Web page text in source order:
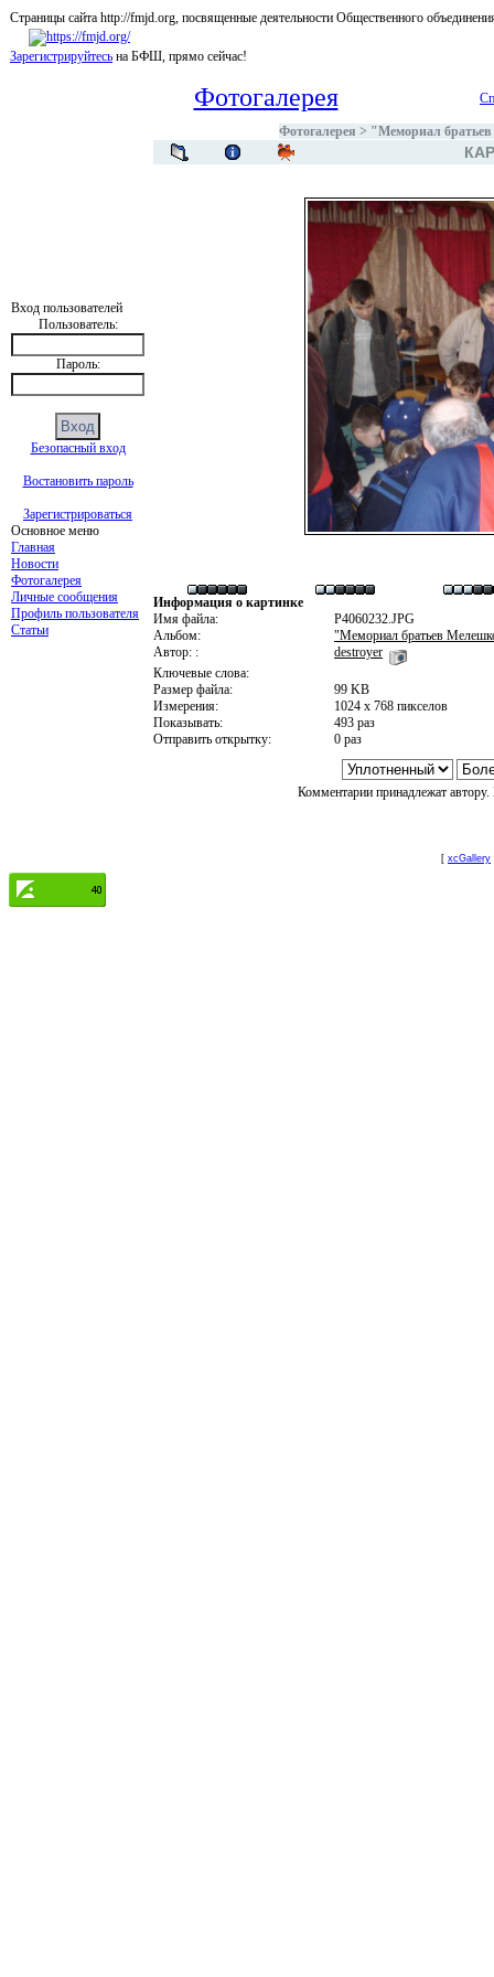
Страницы сайта http://fmjd.org, посвященные деятельности Общественного
Зарегистрируйтесь на БФШ, прямо сейчас!
Вход пользователей
Пользователь:
Пароль:
Безопасный вход
Востановить пароль
Зарегистрироваться
Основное меню
Главная
Новости
Фотогалерея
Личные сообщения
Профиль пользователя
Статьи
Фотогалерея
Фотогалерея > "Мемориал
Информация о картинке
Имя файла:
P4060232.JPG
Альбом:
"Мемориал братьев
Автор: :
destroyer
Ключевые слова:
Размер файла:
99 KB
Измерения:
1024 x 768 пикселов
Показывать:
493 раз
Отправить открытку:
0 раз
Комментарии принадлежат
[ xcGallery